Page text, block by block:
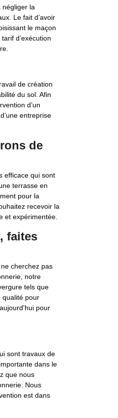
négliger la
Le fait d’avoir
le maçon
d’exécution
de création
du sol. Afin
d’un
entreprise
de
efficace qui sont
terrasse en
pour la
recevoir la
et expérimentée.
faites
cherchez pas
notre
tels que
qualité pour
pour
sont travaux de
dans le
que nous
Nous
est dans